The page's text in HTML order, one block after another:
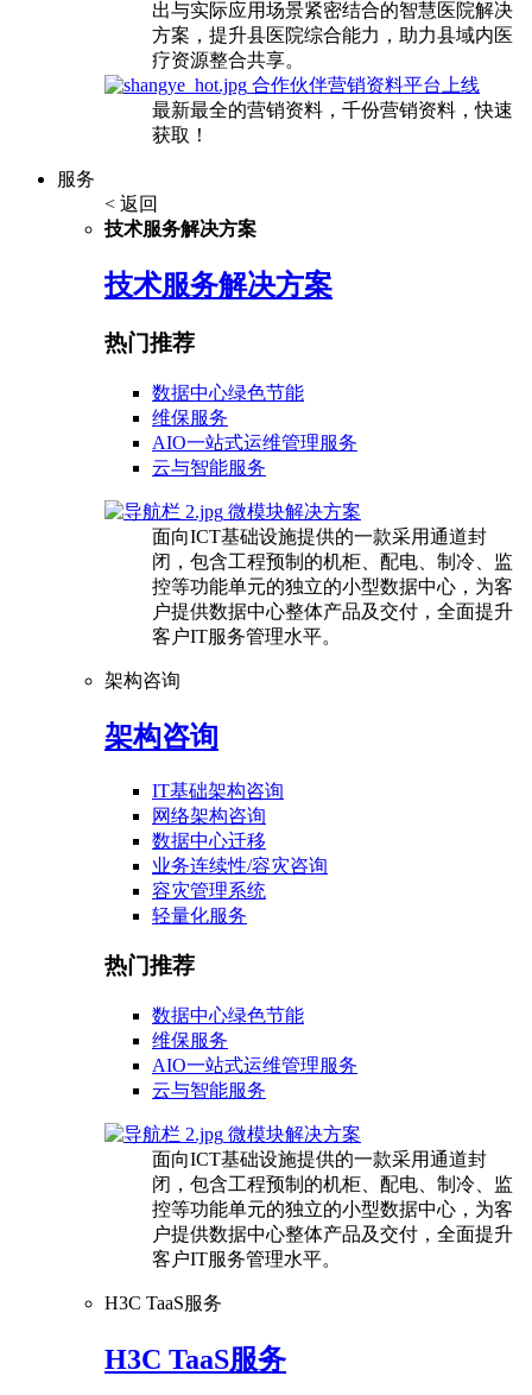
出与实际应用场景紧密结合的智慧医院解决
方案，提升县医院综合能力，助力县域内医
疗资源整合共享。
合作伙伴营销资料平台上线
最新最全的营销资料，千份营销资料，快速
获取！
服务
< 返回
技术服务解决方案
技术服务解决方案
热门推荐
数据中心绿色节能
维保服务
AIO一站式运维管理服务
云与智能服务
微模块解决方案
面向ICT基础设施提供的一款采用通道封
闭，包含工程预制的机柜、配电、制冷、监
控等功能单元的独立的小型数据中心，为客
户提供数据中心整体产品及交付，全面提升
客户IT服务管理水平。
架构咨询
架构咨询
IT基础架构咨询
网络架构咨询
数据中心迁移
业务连续性/容灾咨询
容灾管理系统
轻量化服务
热门推荐
数据中心绿色节能
维保服务
AIO一站式运维管理服务
云与智能服务
微模块解决方案
面向ICT基础设施提供的一款采用通道封
闭，包含工程预制的机柜、配电、制冷、监
控等功能单元的独立的小型数据中心，为客
户提供数据中心整体产品及交付，全面提升
客户IT服务管理水平。
H3C TaaS服务
H3C TaaS服务